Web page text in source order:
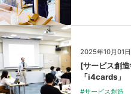
2025年10月01日
[サービス創
「i4cards」
#サービス創造